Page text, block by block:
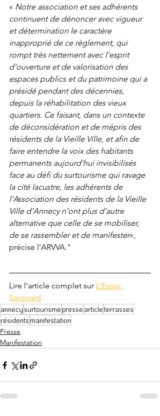
« Notre association et ses adhérents
continuent de dénoncer avec vigueur
et détermination le caractère
inapproprié de ce règlement, qui
rompt très nettement avec l’esprit
d’ouverture et de valorisation des
espaces publics et du patrimoine qui a
présidé pendant des décennies,
depuis la réhabilitation des vieux
quartiers. Ce faisant, dans un contexte
de déconsidération et de mépris des
résidents de la Vieille Ville, et afin de
faire entendre la voix des habitants
permanents aujourd’hui invisibilisés
face au défi du surtourisme qui ravage
la cité lacustre, les adhérents de
l’Association des résidents de la Vieille
Ville d’Annecy n’ont plus d’autre
alternative que celle de se mobiliser,
de se rassembler et de manifester»,
précise l’ARVVA."
Lire l'article complet sur L'Essor
Savoyard
annecy surtourismepresse articleterrasses
résidentsmanifestation
Presse
Manifestation